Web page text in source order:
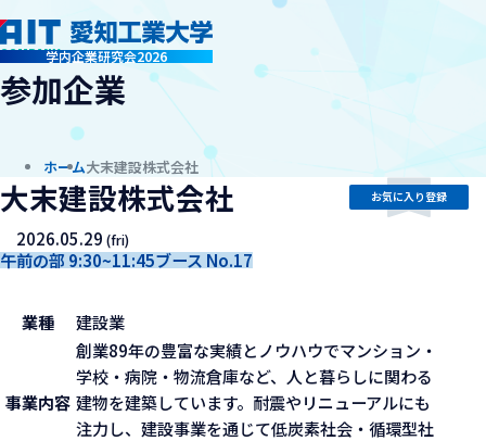
学内企業研究会2026
company
参加企業
ホーム大末建設株式会社
大末建設株式会社
2026.05.29(fri)
午前の部 9:30~11:45ブース No.17
お気に入り登録
業種 建設業
事業内容
創業89年の豊富な実績とノウハウでマンション・
学校・病院・物流倉庫など、人と暮らしに関わる
建物を建築しています。耐震やリニューアルにも
注力し、建設事業を通じて低炭素社会・循環型社